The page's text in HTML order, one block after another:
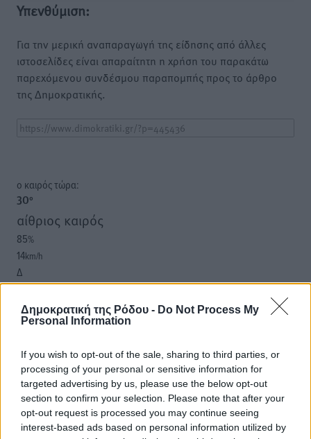
Δημοκρατική της Ρόδου - Do Not Process My
Personal Information
If you wish to opt-out of the sale, sharing to third parties, or
processing of your personal or sensitive information for
targeted advertising by us, please use the below opt-out
section to confirm your selection. Please note that after your
opt-out request is processed you may continue seeing
interest-based ads based on personal information utilized by
Υπενθύμιση:
Για την μερική αναπαραγωγή της είδησης από άλλες
ιστοσελίδες είναι απαραίτητη η χρήση του παρακάτω
παρεχόμενου συνδέσμου παραπομπής προς το άρθρο
της Δημοκρατικής.
o καιρός τώρα:
30°
αίθριος καιρός
85%
14km/h
Δ
29°/30°
06:18
20:07
32 °
ΣΑ
30°
ΚΥ
29°